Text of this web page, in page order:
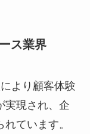
ス業界
より顧客体験
実現され、企
ています。